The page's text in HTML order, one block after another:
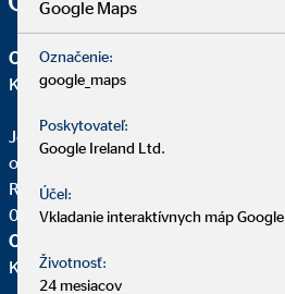
OVB Allfinanz Slovensko a.s.
Kancelária | Bardejov
Jozef Varchol
okresný vedúci pre OVB
Radničné námestie 15
085 01 Bardejov
OVB Allfinanz Slovensko a.s.
Kancelária |
Google Maps
Označenie:
google_maps
Poskytovateľ:
Google Ireland Ltd.
Účel:
Vkladanie interaktívnych máp Google
Životnosť:
24 mesiacov